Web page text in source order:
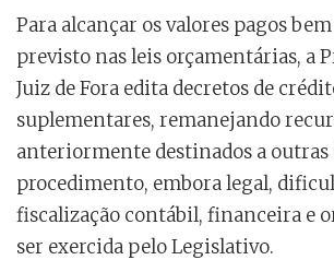
Para alcançar os valores pagos
previsto nas leis orçamentárias, a
Juiz de Fora edita decretos de
suplementares, remanejando
anteriormente destinados a outras
procedimento, embora legal,
fiscalização contábil, financeira e
ser exercida pelo Legislativo.